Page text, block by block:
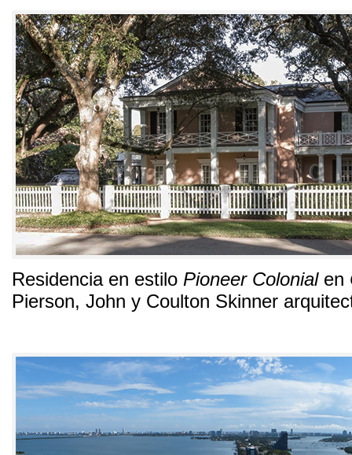
Residencia en estilo Pioneer Colonial en
Pierson, John y Coulton Skinner